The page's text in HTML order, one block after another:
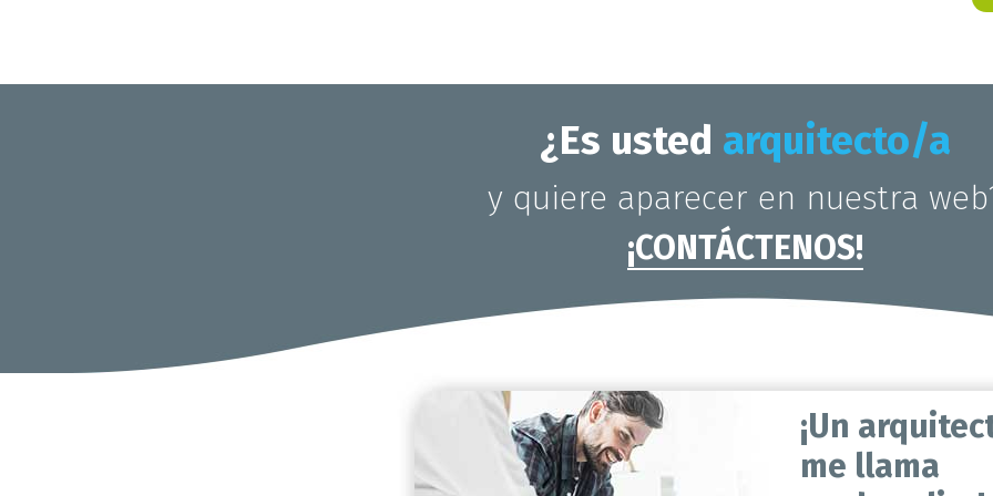
¿Es usted arquitecto/a
y quiere aparecer en nuestra
¡CONTÁCTENOS!
¡Un
me llama
en dos clics!